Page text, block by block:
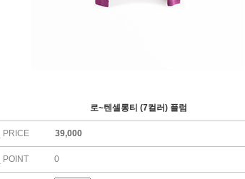
로~텐셀롱티 (7컬러) 플럼
_ PRICE 39,000
_ POINT 0